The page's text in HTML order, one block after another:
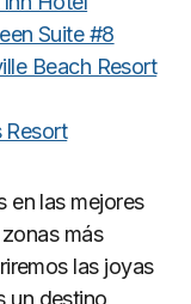
Suite #8
Beach Resort
Resort
en las mejores
más
las joyas
un destino